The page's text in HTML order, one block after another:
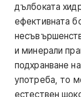
дълбоката
ефективната
и минерали
подхранване
употреба, то
естествен